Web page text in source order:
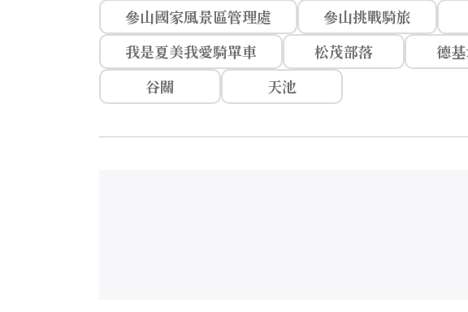
參山國家風景區管理處 參山挑戰騎旅
我是夏美我愛騎單車
松茂部落 德
谷關
天池